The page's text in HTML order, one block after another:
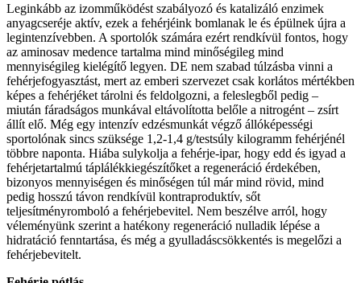
Leginkább az izomműködést szabályozó és katalizáló enzimek
anyagcseréje aktív, ezek a fehérjéink bomlanak le és épülnek újra a
legintenzívebben. A sportolók számára ezért rendkívül fontos, hogy
az aminosav medence tartalma mind minőségileg mind
mennyiségileg kielégítő legyen. DE nem szabad túlzásba vinni a
fehérjefogyasztást, mert az emberi szervezet csak korlátos mértékben
képes a fehérjéket tárolni és feldolgozni, a feleslegből pedig –
miután fáradságos munkával eltávolította belőle a nitrogént – zsírt
állít elő. Még egy intenzív edzésmunkát végző állóképességi
sportolónak sincs szüksége 1,2-1,4 g/testsúly kilogramm fehérjénél
többre naponta. Hiába sulykolja a fehérje-ipar, hogy edd és igyad a
fehérjetartalmú táplálékkiegészítőket a regeneráció érdekében,
bizonyos mennyiségen és minőségen túl már mind rövid, mind
pedig hosszú távon rendkívül kontraproduktív, sőt
teljesítményromboló a fehérjebevitel. Nem beszélve arról, hogy
véleményünk szerint a hatékony regeneráció nulladik lépése a
hidratáció fenntartása, és még a gyulladáscsökkentés is megelőzi a
fehérjebevitelt.